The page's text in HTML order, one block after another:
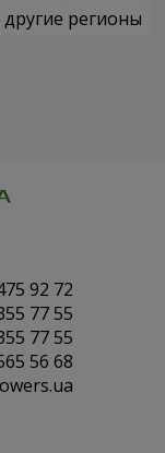
другие регионы
92 72
77 55
77 55
56 68